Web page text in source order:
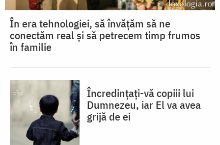
În era tehnologiei, să învățăm să ne
conectăm real și să petrecem timp frumos
în familie
Încredințați-vă copiii lui
Dumnezeu, iar El va avea
grijă de ei